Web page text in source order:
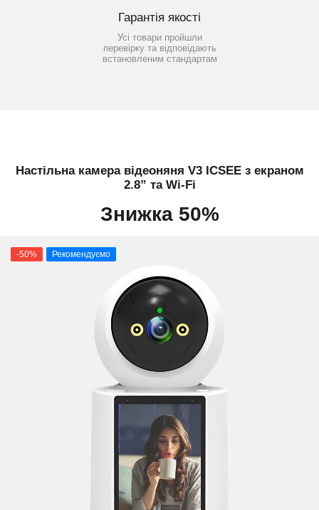
Гарантія якості
Усі товари пройшли
перевірку та відповідають
встановленим стандартам
Настільна камера відеоняня V3 ICSEE з екраном
2.8” та Wi-Fi
Знижка 50%
-50% Рекомендуємо